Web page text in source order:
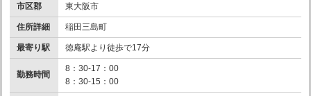
市区郡 東大阪市
住所詳細 稲田三島町
最寄り駅 徳庵駅より徒歩で17分
勤務時間
8：30-17：00
8：30-15：00